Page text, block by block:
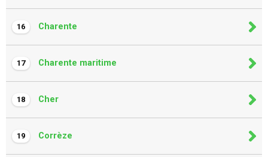
16 Charente
17 Charente maritime
18 Cher
19 Corrèze